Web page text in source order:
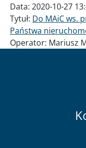
Data: 2020-10-27
Tytuł: Do MAiC ws.
Państwa
Operator: Mariusz